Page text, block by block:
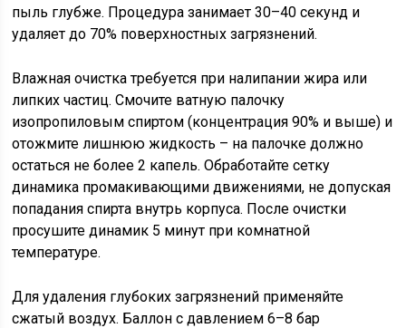
пыль глубже. Процедура занимает 30–40 секунд и
удаляет до 70% поверхностных загрязнений.
Влажная очистка требуется при налипании жира или
липких частиц. Смочите ватную палочку
изопропиловым спиртом (концентрация 90% и выше) и
отожмите лишнюю жидкость – на палочке должно
остаться не более 2 капель. Обработайте сетку
динамика промакивающими движениями, не допуская
попадания спирта внутрь корпуса. После очистки
просушите динамик 5 минут при комнатной
температуре.
Для удаления глубоких загрязнений применяйте
сжатый воздух. Баллон с давлением 6–8 бар